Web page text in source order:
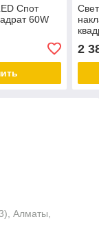
Cпот
60W
2
Алматы,